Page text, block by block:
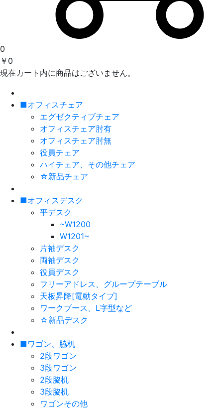
0
￥0
現在カート内に商品はございません。
■オフィスチェア
エグゼクティブチェア
オフィスチェア肘有
オフィスチェア肘無
役員チェア
ハイチェア、その他チェア
☆新品チェア
■オフィスデスク
平デスク
~W1200
W1201~
片袖デスク
両袖デスク
役員デスク
フリーアドレス、グループテーブル
天板昇降[電動タイプ]
ワークブース、L字型など
☆新品デスク
■ワゴン、脇机
2段ワゴン
3段ワゴン
2段脇机
3段脇机
ワゴンその他